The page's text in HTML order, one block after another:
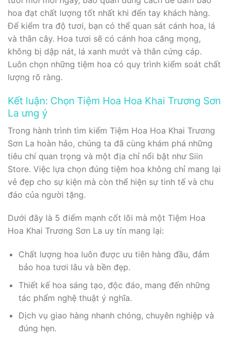
hoa đạt chất lượng tốt nhất khi đến tay khách hàng.
Để kiểm tra độ tươi, bạn có thể quan sát cánh hoa, lá
và thân cây. Hoa tươi sẽ có cánh hoa căng mọng,
không bị dập nát, lá xanh mướt và thân cứng cáp.
Luôn chọn những tiệm hoa có quy trình kiểm soát chất
lượng rõ ràng.
Kết luận: Chọn Tiệm Hoa Hoa Khai Trương Sơn
La ưng ý
Trong hành trình tìm kiếm Tiệm Hoa Hoa Khai Trương
Sơn La hoàn hảo, chúng ta đã cùng khám phá những
tiêu chí quan trọng và một địa chỉ nổi bật như Siin
Store. Việc lựa chọn đúng tiệm hoa không chỉ mang lại
vẻ đẹp cho sự kiện mà còn thể hiện sự tinh tế và chu
đáo của người tặng.
Dưới đây là 5 điểm mạnh cốt lõi mà một Tiệm Hoa
Hoa Khai Trương Sơn La uy tín mang lại:
Chất lượng hoa luôn được ưu tiên hàng đầu, đảm
bảo hoa tươi lâu và bền đẹp.
Thiết kế hoa sáng tạo, độc đáo, mang đến những
tác phẩm nghệ thuật ý nghĩa.
Dịch vụ giao hàng nhanh chóng, chuyên nghiệp và
đúng hẹn.